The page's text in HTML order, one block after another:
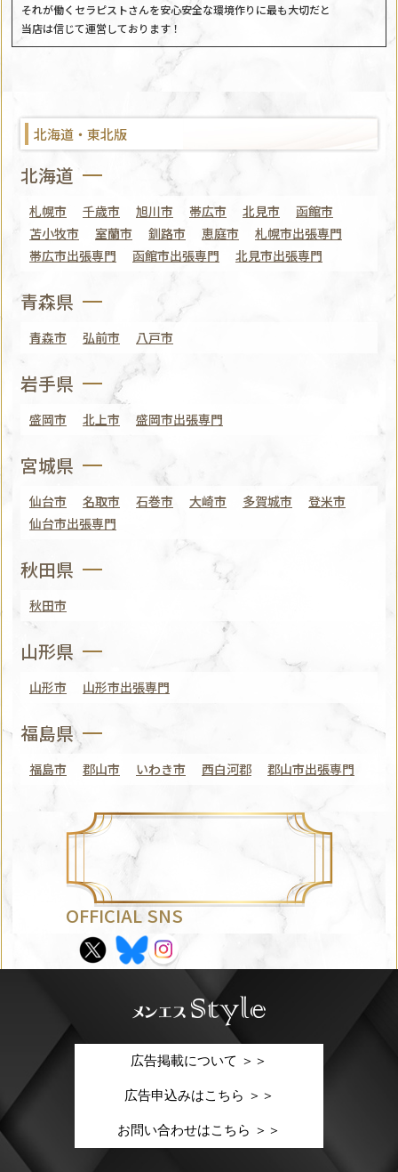
それが働くセラピストさんを安心安全な環境作りに最も大切だと
当店は信じて運営しております！
北海道・東北版
北海道
札幌市 千歳市 旭川市 帯広市 北見市
函館市
苫小牧市
室蘭市 釧路市 恵庭市
札幌市出張専門
帯広市出張専門
函館市出張専門 北見市出張専門
青森県
青森市 弘前市 八戸市
岩手県
盛岡市 北上市 盛岡市出張専門
宮城県
仙台市 名取市 石巻市 大崎市 多賀城市
登米市
仙台市出張専門
秋田県
秋田市
山形県
山形市 山形市出張専門
福島県
福島市 郡山市 いわき市 西白河郡 郡山市出張専門
OFFICIAL SNS
広告掲載について ＞＞
広告申込みはこちら ＞＞
お問い合わせはこちら ＞＞